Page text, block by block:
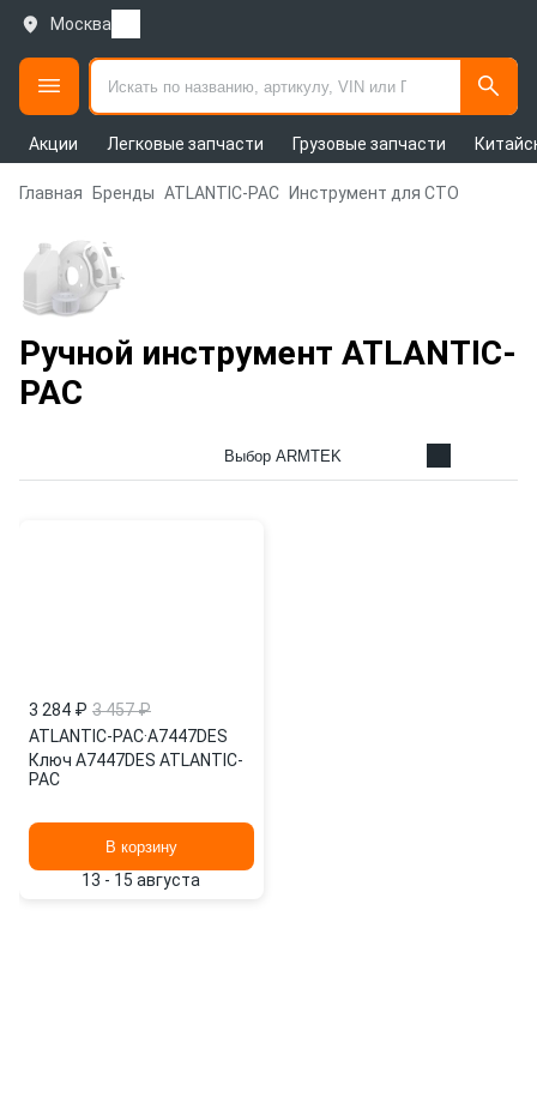
Москва
Акции Легковые запчасти Грузовые запчасти
Главная Бренды ATLANTIC-PAC Инструмент для СТО
Ручной инструмент ATLANTIC-
PAC
Выбор ARMTEK
3 284 ₽ 3 457 ₽
ATLANTIC-PAC·A7447DES
Ключ A7447DES ATLANTIC-
PAC
В корзину
13 - 15 августа